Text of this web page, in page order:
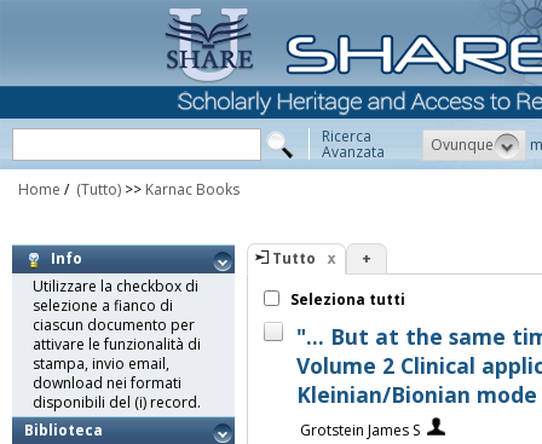
Ricerca
Avanzata Ovunque
Home / (Tutto) >> Karnac Books
Info
Utilizzare la checkbox di
selezione a fianco di
ciascun documento per
attivare le funzionalità di
stampa, invio email,
download nei formati
disponibili del (i) record.
Biblioteca
Tutto +
Seleziona tutti
"... But at the same
Volume 2 Clinical
Kleinian/Bionian
Grotstein James S